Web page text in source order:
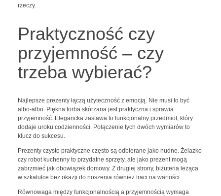
rzeczy.
Praktyczność czy
przyjemność – czy
trzeba wybierać?
Najlepsze prezenty łączą użyteczność z emocją. Nie musi to być
albo-albo. Piękna torba skórzana jest praktyczna i sprawia
przyjemność. Elegancka zastawa to funkcjonalny przedmiot, który
dodaje uroku codzienności. Połączenie tych dwóch wymiarów to
klucz do sukcesu.
Prezenty czysto praktyczne często są odbierane jako nudne. Żelazko
czy robot kuchenny to przydatne sprzęty, ale jako prezent mogą
zabrzmieć jak obowiązek domowy. Z drugiej strony, biżuteria leżąca
w szkatułce bez okazji do noszenia również traci na wartości.
Równowaga między funkcjonalnością a przyjemnością wymaga